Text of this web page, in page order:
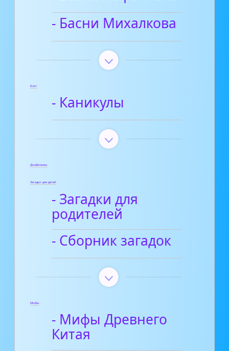
- Басни Михалкова
Блог
- Каникулы
Диафильмы
Загадки для детей
- Загадки для
родителей
- Сборник загадок
Мифы
- Мифы Древнего
Китая